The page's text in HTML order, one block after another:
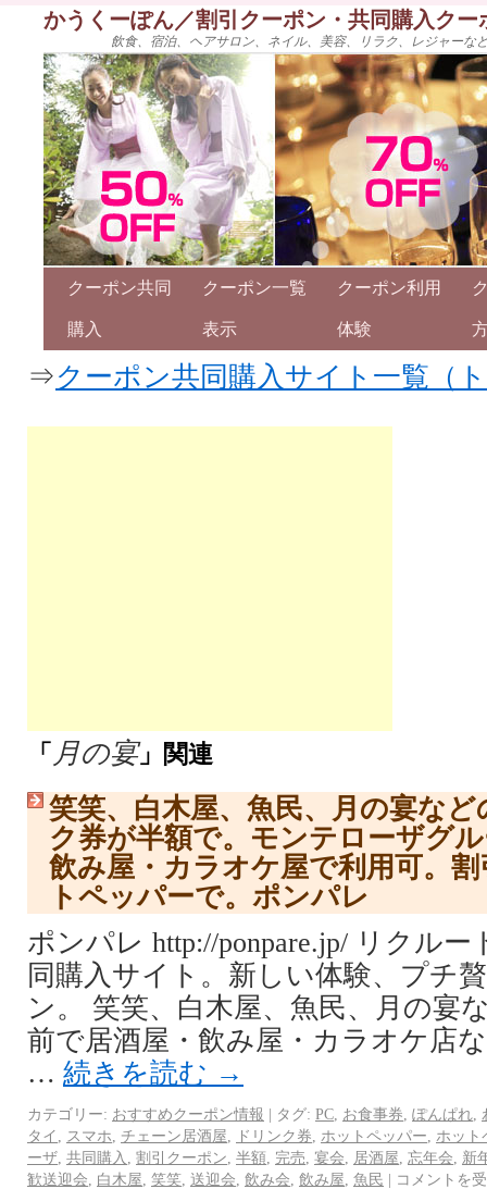
かうくーぽん／割引クーポン・共同購入ク
飲食、宿泊、ヘアサロン、ネイル、美容、リラク、レジャー
クーポン共同
購入
クーポン一覧
表示
クーポン利用
体験
⇒クーポン共同購入サイト一覧（
「 月の宴」関連
笑笑、白木屋、魚民、月の宴な
ク券が半額で。モンテローザグ
飲み屋・カラオケ屋で利用可。
トペッパーで。ポンパレ
ポンパレ http://ponpare.jp/ リクル
同購入サイト。新しい体験、プチ
ン。 笑笑、白木屋、魚民、月の宴
前で居酒屋・飲み屋・カラオケ店
… 続きを読む →
カテゴリー: おすすめクーポン情報 | タグ: PC お食事券 ぽんぱれ
タイ
スマホ チェーン居酒屋 ドリンク券 ホットペッパー
ホット
ーザ 共同購入 割引クーポン 半額 完売 宴会 居酒屋 忘年会
新
歓送迎会
白木屋 笑笑 送迎会 飲み会 飲み屋 魚民 | コメントを